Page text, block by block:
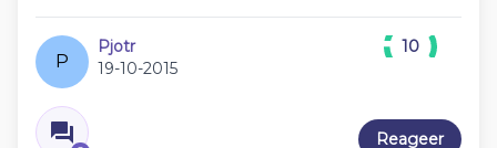
P
Pjotr
19-10-2015
10
Reageer